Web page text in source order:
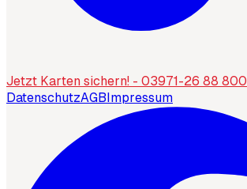
Jetzt Karten sichern! - 03971-26 88 800
DatenschutzAGBImpressum